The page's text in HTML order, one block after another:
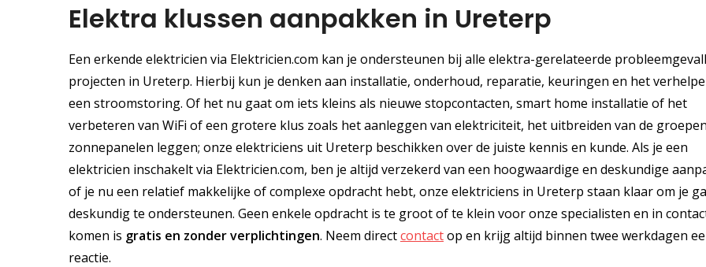
Elektra klussen aanpakken in Ureterp
Een erkende elektricien via Elektricien.com kan je ondersteunen bij alle elektra-gerelateerde
projecten in Ureterp. Hierbij kun je denken aan installatie, onderhoud, reparatie, keuringen en het
een stroomstoring. Of het nu gaat om iets kleins als nieuwe stopcontacten, smart home installatie of het
verbeteren van WiFi of een grotere klus zoals het aanleggen van elektriciteit, het uitbreiden van de
zonnepanelen leggen; onze elektriciens uit Ureterp beschikken over de juiste kennis en kunde. Als je een
elektricien inschakelt via Elektricien.com, ben je altijd verzekerd van een hoogwaardige en deskundige
of je nu een relatief makkelijke of complexe opdracht hebt, onze elektriciens in Ureterp staan klaar om je
deskundig te ondersteunen. Geen enkele opdracht is te groot of te klein voor onze specialisten en in
komen is gratis en zonder verplichtingen. Neem directcontactop en krijg altijd binnen twee werkdagen
reactie.